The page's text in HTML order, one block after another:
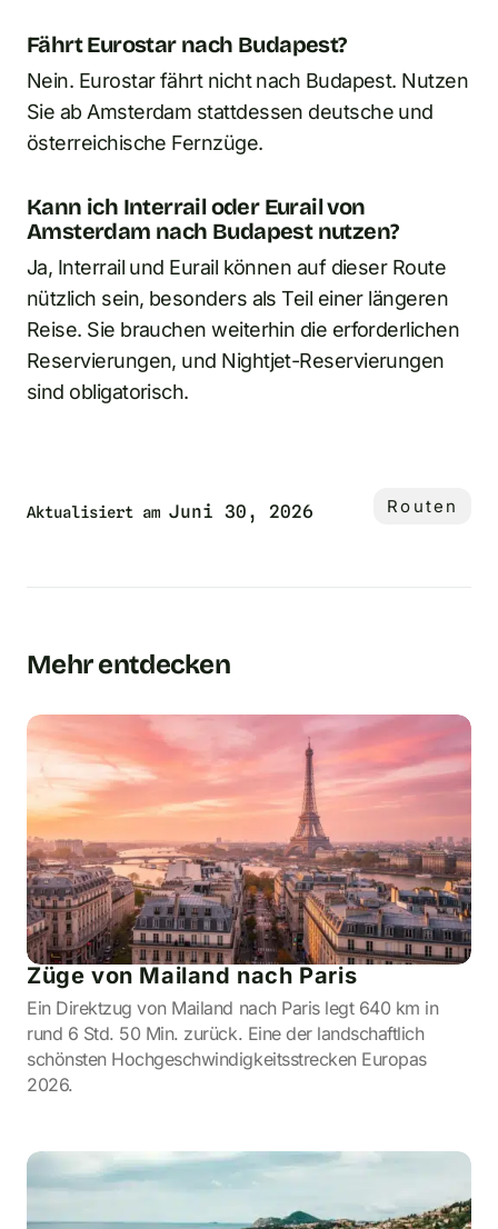
Fährt Eurostar nach Budapest?
Nein. Eurostar fährt nicht nach Budapest. Nutzen
Sie ab Amsterdam stattdessen deutsche und
österreichische Fernzüge.
Kann ich Interrail oder Eurail von
Amsterdam nach Budapest nutzen?
Ja, Interrail und Eurail können auf dieser Route
nützlich sein, besonders als Teil einer längeren
Reise. Sie brauchen weiterhin die erforderlichen
Reservierungen, und Nightjet-Reservierungen
sind obligatorisch.
Aktualisiert am Juni 30, 2026 Routen
Mehr entdecken
Züge von Mailand nach Paris
Ein Direktzug von Mailand nach Paris legt 640 km in
rund 6 Std. 50 Min. zurück. Eine der landschaftlich
schönsten Hochgeschwindigkeitsstrecken Europas
2026.